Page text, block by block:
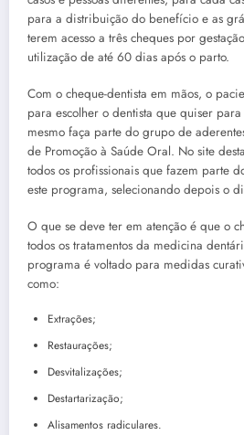
para a distribuição do benefício e as
terem acesso a três cheques por
utilização de até 60 dias após o parto.
Com o cheque-dentista em mãos, o
para escolher o dentista que quiser
mesmo faça parte do grupo de
de Promoção à Saúde Oral. No site
todos os profissionais que fazem parte
este programa, selecionando depois o
O que se deve ter em atenção é que o
todos os tratamentos da medicina
programa é voltado para medidas
como:
Extrações;
Restaurações;
Desvitalizações;
Destartarização;
Alisamentos radiculares.